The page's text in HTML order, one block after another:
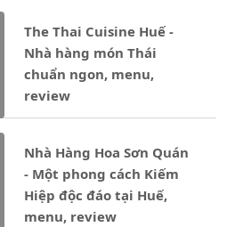
The Thai Cuisine Huế -
Nhà hàng món Thái
chuẩn ngon, menu,
review
Nhà Hàng Hoa Sơn Quán
- Một phong cách Kiếm
Hiệp độc đáo tại Huế,
menu, review